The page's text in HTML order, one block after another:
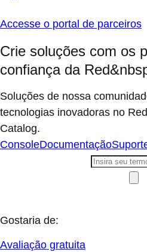
Accesse o portal de parceiros
Crie soluções com os
confiança da
Soluções de nossa
tecnologias inovadoras no
Catalog.
ConsoleDocumentação
Gostaria de:
Avaliação gratuita